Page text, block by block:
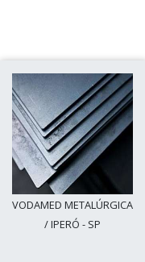
VODAMED METALÚRGICA
/ IPERÓ - SP